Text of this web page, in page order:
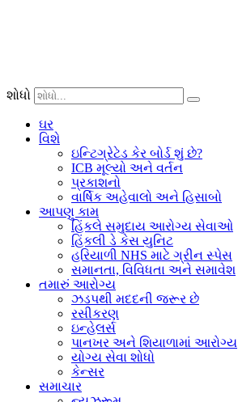
વપરાશકર્તાઓ
માટે,
આપેલી
વ્યક્તિગત
વપરાશકર્તા
પ્રોફાઇલમાં
વપરાશકર્તાઓ
વ્યક્તિગત
માહિતી
શોધો
ઘર
વિશે
ઇન્ટિગ્રેટેડ કેર બોર્ડ શું છે?
ICB મૂલ્યો અને વર્તન
પ્રકાશનો
વાર્ષિક અહેવાલો અને હિસાબો
આપણુ કામ
હિંકલે સમુદાય આરોગ્ય સેવાઓ
હિંકલી ડે કેસ યુનિટ
હરિયાળી NHS માટે ગ્રીન સ્પેસ
સમાનતા, વિવિધતા અને સમાવેશ
તમારું આરોગ્ય
ઝડપથી મદદની જરૂર છે
રસીકરણ
ઇન્હેલર્સ
પાનખર અને શિયાળામાં આરોગ્ય
યોગ્ય સેવા શોધો
કેન્સર
સમાચાર